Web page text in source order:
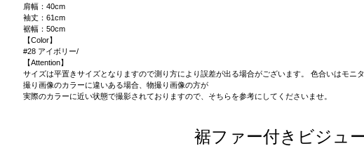
肩幅：40cm
袖丈：61cm
裾幅：50cm
【Color】
#28 アイボリー/
【Attention】
サイズは平置きサイズとなりますので測り方により誤差が出る場合がございます。 色合いはモ
撮り画像のカラーに違いある場合、物撮り画像の方が
実際のカラーに近い状態で撮影されておりますので、そちらを参考にしてくださいませ。
裾ファー付きビジュ